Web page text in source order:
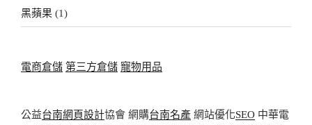
黑蘋果 (1)
電商倉儲 第三方倉儲 寵物用品
公益台南網頁設計協會 網購台南名產 網站優化SEO 中華電